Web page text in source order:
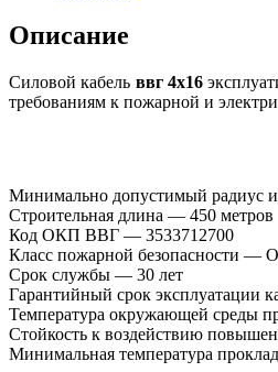
Описание
Силовой кабель ввг 4х16
требованиям к пожарной и
Минимально допустимый радиус
Строительная длина — 450 метров
Код ОКП ВВГ — 3533712700
Класс пожарной безопасности —
Срок службы — 30 лет
Гарантийный срок эксплуатации
Температура окружающей среды
Стойкость к воздействию
Минимальная температура